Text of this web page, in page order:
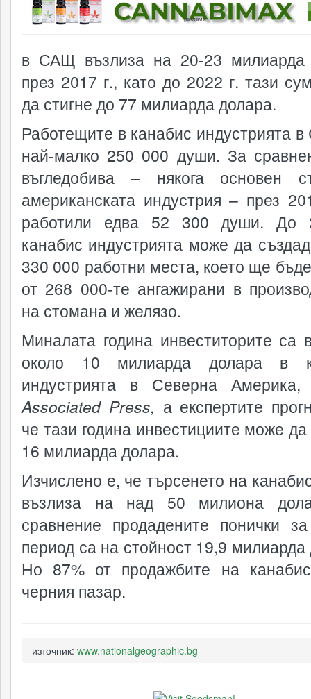
реклама
в САЩ възлиза на 20-23 милиарда
през 2017 г., като до 2022 г. тази
да стигне до 77 милиарда долара.
Работещите в канабис индустрията
най-малко 250 000 души. За
въгледобива – някога основен
американската индустрия – през
работили едва 52 300 души. До
канабис индустрията може да
330 000 работни места, което ще
от 268 000-те ангажирани в
на стомана и желязо.
Миналата година инвеститорите са
около 10 милиарда долара в
индустрията в Северна Америка,
Associated Press, а експертите
че тази година инвестициите може да
16 милиарда долара.
Изчислено е, че търсенето на
възлиза на над 50 милиона
сравнение продадените понички
период са на стойност 19,9 милиарда
Но 87% от продажбите на
черния пазар.
източник: www.nationalgeographic.bg